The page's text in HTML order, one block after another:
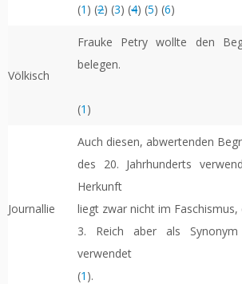
(1 ) (2) (3) (4) (5) (6)
Völkisch
Frauke Petry wollte den
belegen.
(1 )
Journallie
Auch diesen, abwertenden
des 20. Jahrhunderts
Herkunft
liegt zwar nicht im
3. Reich aber als Synonym
verwendet
(1 ).